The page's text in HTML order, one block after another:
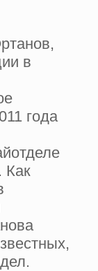
в
года
Как